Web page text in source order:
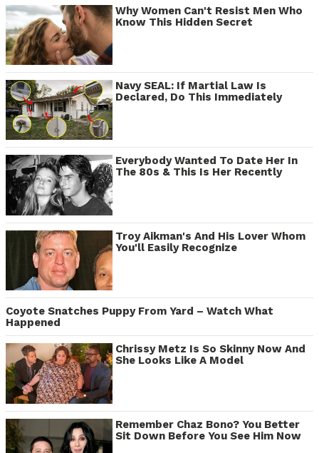
Why Women Can't Resist Men Who
Know This Hidden Secret
Navy SEAL: If Martial Law Is
Declared, Do This Immediately
Everybody Wanted To Date Her In
The 80s & This Is Her Recently
Troy Aikman's And His Lover Whom
You'll Easily Recognize
Coyote Snatches Puppy From Yard – Watch What
Happened
Chrissy Metz Is So Skinny Now And
She Looks Like A Model
Remember Chaz Bono? You Better
Sit Down Before You See Him Now